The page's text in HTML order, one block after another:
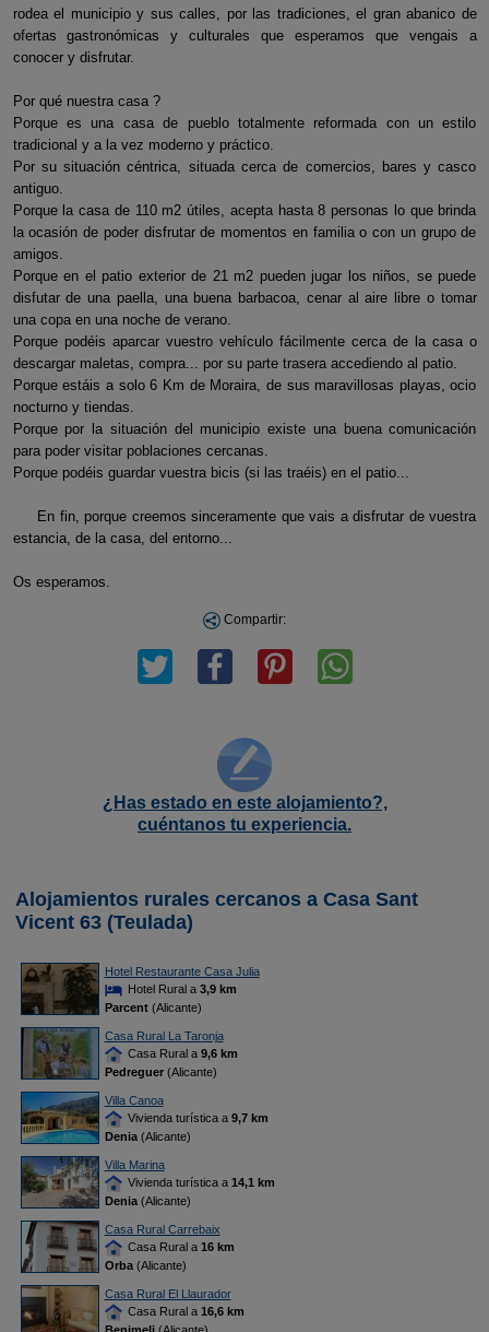
rodea el municipio y sus calles, por las tradiciones, el gran abanico de
ofertas gastronómicas y culturales que esperamos que vengais a
conocer y disfrutar.
Por qué nuestra casa ?
Porque es una casa de pueblo totalmente reformada con un estilo
tradicional y a la vez moderno y práctico.
Por su situación céntrica, situada cerca de comercios, bares y casco
antiguo.
Porque la casa de 110 m2 útiles, acepta hasta 8 personas lo que brinda
la ocasión de poder disfrutar de momentos en familia o con un grupo de
amigos.
Porque en el patio exterior de 21 m2 pueden jugar los niños, se puede
disfutar de una paella, una buena barbacoa, cenar al aire libre o tomar
una copa en una noche de verano.
Porque podéis aparcar vuestro vehículo fácilmente cerca de la casa o
descargar maletas, compra... por su parte trasera accediendo al patio.
Porque estáis a solo 6 Km de Moraira, de sus maravillosas playas, ocio
nocturno y tiendas.
Porque por la situación del municipio existe una buena comunicación
para poder visitar poblaciones cercanas.
Porque podéis guardar vuestra bicis (si las traéis) en el patio...
En fin, porque creemos sinceramente que vais a disfrutar de vuestra
estancia, de la casa, del entorno...
Os esperamos.
Compartir:
¿Has estado en este alojamiento?,
cuéntanos tu experiencia.
Alojamientos rurales cercanos a Casa Sant
Vicent 63 (Teulada)
Hotel Restaurante Casa Julia
Hotel Rural a 3,9 km
Parcent(Alicante)
Casa Rural La Taronja
Casa Rural a 9,6 km
Pedreguer(Alicante)
Villa Canoa
Vivienda turística a 9,7 km
Denia(Alicante)
Villa Marina
Vivienda turística a 14,1 km
Denia(Alicante)
Casa Rural Carrebaix
Casa Rural a 16 km
Orba(Alicante)
Casa Rural El Llaurador
Casa Rural a 16,6 km